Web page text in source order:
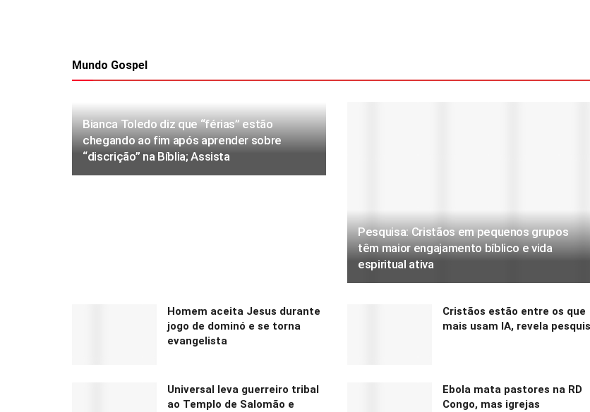
Mundo Gospel
Bianca Toledo diz que “férias” estão
chegando ao fim após aprender sobre
“discrição” na Bíblia; Assista
Pesquisa: Cristãos em pequenos grupos
têm maior engajamento bíblico e vida
espiritual ativa
Homem aceita Jesus durante
jogo de dominó e se torna
evangelista
Cristãos estão entre os que
mais usam IA, revela
Universal leva guerreiro tribal
ao Templo de Salomão e
Ebola mata pastores na RD
Congo, mas igrejas